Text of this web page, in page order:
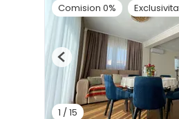
Comision 0%
1 /15
Previous